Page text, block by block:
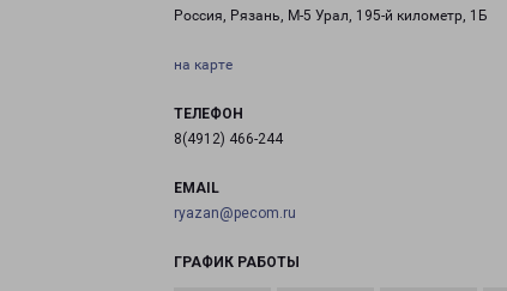
Россия, Рязань, М-5 Урал, 195-й километр, 1Б
на карте
ТЕЛЕФОН
8(4912) 466-244
EMAIL
ryazan@pecom.ru
ГРАФИК РАБОТЫ